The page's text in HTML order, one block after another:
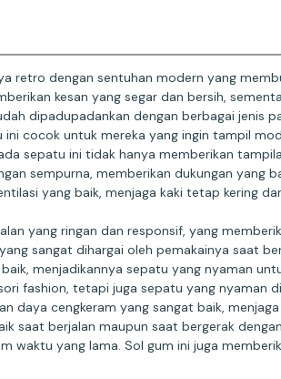
retro dengan sentuhan modern yang
kesan yang segar dan bersih,
dipadupadankan dengan berbagai jenis
cocok untuk mereka yang ingin tampil
sepatu ini tidak hanya memberikan
sempurna, memberikan dukungan yang
yang baik, menjaga kaki tetap kering
yang ringan dan responsif, yang
sangat dihargai oleh pemakainya saat
menjadikannya sepatu yang nyaman
fashion, tetapi juga sepatu yang nyaman
daya cengkeram yang sangat baik,
saat berjalan maupun saat bergerak
yang lama. Sol gum ini juga